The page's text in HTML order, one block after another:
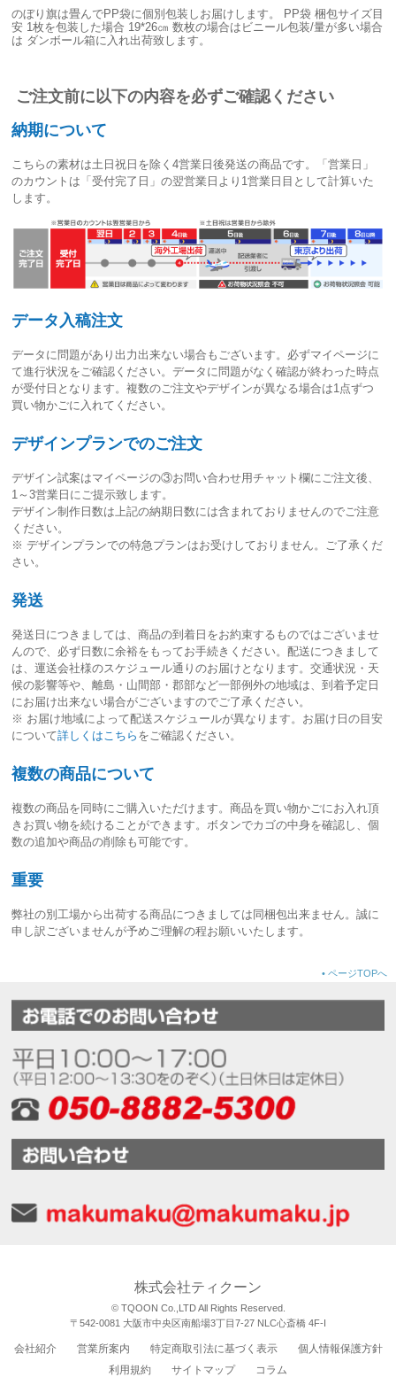
のぼり旗は畳んでPP袋に個別包装しお届けします。
PP袋 梱包サイズ目
安 1枚を包装した場合 19*26㎝ 数枚の場合はビニール包装/量が多い場合
は ダンボール箱に入れ出荷致します。
ご注文前に以下の内容を必ずご確認ください
納期について
こちらの素材は土日祝日を除く4営業日後発送の商品です。「営業日」
のカウントは「受付完了日」の翌営業日より1営業日目として計算いた
します。
データ入稿注文
データに問題があり出力出来ない場合もございます。必ずマイページに
て進行状況をご確認ください。データに問題がなく確認が終わった時点
が受付日 となります。複数のご注文やデザインが異なる場合は1点ずつ
買い物かごに入れてください。
デザインプランでのご注文
デザイン試案はマイページの③お問い合わせ用チャット欄にご注文後、
1～3営業日 にご提示致します。
デザイン制作日数は上記の納期日数には含まれておりませんのでご注意
ください。
※ デザインプランでの特急プランはお受けしておりません。ご了承くだ
さい。
発送
発送日につきましては、商品の到着日をお約束するものではございませ
んので、必ず日数に余裕をもってお手続きください。配送につきまして
は、運送会社様のスケジュール通りのお届けとなります。交通状況・天
候の影響等や、離島・山間部・郡部など一部例外の地域は、到着予定日
にお届け出来ない場合がございますのでご了承ください。
※ お届け地域によって配送スケジュールが異なります。お届け日の目安
について詳しくはこちら をご確認ください。
複数の商品について
複数の商品を同時にご購入いただけます。商品を買い物かごにお入れ頂
きお買い物を続けることができます。ボタンでカゴの中身を確認し、個
数の追加や商品の削除も可能です。
重要
弊社の別工場から出荷する商品につきましては同梱包出来ません。誠に
申し訳ございませんが予めご理解の程お願いいたします。
• ページTOPへ
株式会社ティクーン
© TQOON Co.,LTD All Rights Reserved.
〒542-0081 大阪市中央区南船場3丁目7-27 NLC心斎橋 4F-I
会社紹介 営業所案内 特定商取引法に基づく表示
個人情報保護方針
利用規約
サイトマップ コラム